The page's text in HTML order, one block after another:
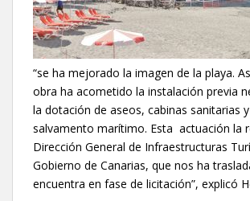
“se ha mejorado la imagen de la playa.
obra ha acometido la instalación previa
la dotación de aseos, cabinas sanitarias
salvamento marítimo. Esta actuación la
Dirección General de Infraestructuras
Gobierno de Canarias, que nos ha
encuentra en fase de licitación”, explicó